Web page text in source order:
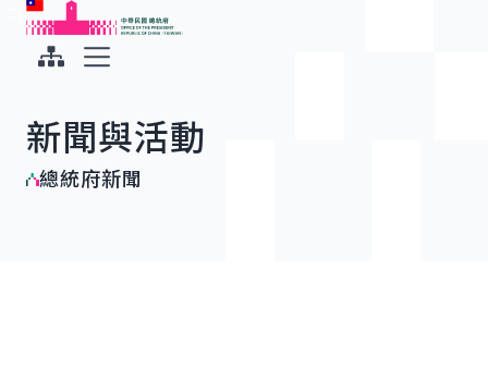
跳到主要內容
中華民國總統府
新聞與活動
總統府新聞